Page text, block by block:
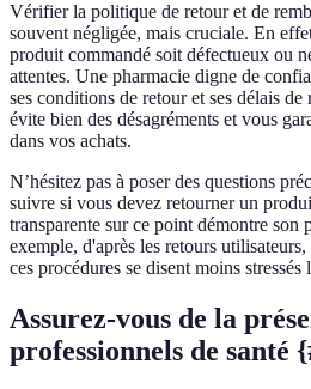
Vérifier la politique de retour et de
souvent négligée, mais cruciale. En
produit commandé soit défectueux ou
attentes. Une pharmacie digne de
ses conditions de retour et ses délais
évite bien des désagréments et vous
dans vos achats.
N’hésitez pas à poser des questions
suivre si vous devez retourner un
transparente sur ce point démontre son
exemple, d'après les retours
ces procédures se disent moins stressés
Assurez-vous de la
professionnels de santé